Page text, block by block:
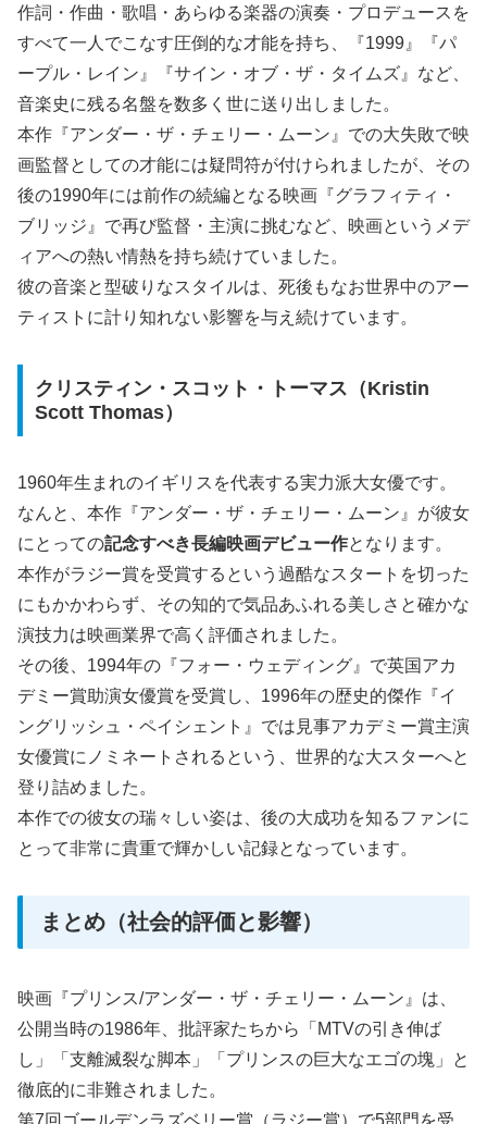
作詞・作曲・歌唱・あらゆる楽器の演奏・プロデュースを
すべて一人でこなす圧倒的な才能を持ち、『1999』『パ
ープル・レイン』『サイン・オブ・ザ・タイムズ』など、
音楽史に残る名盤を数多く世に送り出しました。
本作『アンダー・ザ・チェリー・ムーン』での大失敗で映
画監督としての才能には疑問符が付けられましたが、その
後の1990年には前作の続編となる映画『グラフィティ・
ブリッジ』で再び監督・主演に挑むなど、映画というメデ
ィアへの熱い情熱を持ち続けていました。
彼の音楽と型破りなスタイルは、死後もなお世界中のアー
ティストに計り知れない影響を与え続けています。
クリスティン・スコット・トーマス（Kristin
Scott Thomas）
1960年生まれのイギリスを代表する実力派大女優です。
なんと、本作『アンダー・ザ・チェリー・ムーン』が彼女
にとっての記念すべき長編映画デビュー作となります。
本作がラジー賞を受賞するという過酷なスタートを切った
にもかかわらず、その知的で気品あふれる美しさと確かな
演技力は映画業界で高く評価されました。
その後、1994年の『フォー・ウェディング』で英国アカ
デミー賞助演女優賞を受賞し、1996年の歴史的傑作『イ
ングリッシュ・ペイシェント』では見事アカデミー賞主演
女優賞にノミネートされるという、世界的な大スターへと
登り詰めました。
本作での彼女の瑞々しい姿は、後の大成功を知るファンに
とって非常に貴重で輝かしい記録となっています。
まとめ（社会的評価と影響）
映画『プリンス/アンダー・ザ・チェリー・ムーン』は、
公開当時の1986年、批評家たちから「MTVの引き伸ば
し」「支離滅裂な脚本」「プリンスの巨大なエゴの塊」と
徹底的に非難されました。